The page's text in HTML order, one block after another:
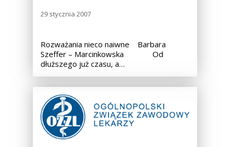
29 stycznia 2007
Rozważania nieco naiwne Barbara
Szeffer – Marcinkowska Od
dłuższego już czasu, a…